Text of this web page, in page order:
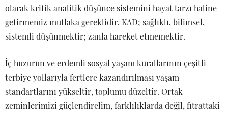
olarak kritik analitik düşünce sistemini hayat tarzı haline
getirmemiz mutlaka gereklidir. KAD; sağlıklı, bilimsel,
sistemli düşünmektir; zanla hareket etmemektir.
İç huzurun ve erdemli sosyal yaşam kurallarının çeşitli
terbiye yollarıyla fertlere kazandırılması yaşam
standartlarını yükseltir, toplumu düzeltir. Ortak
zeminlerimizi güçlendirelim, farklılıklarda değil, fıtrattaki